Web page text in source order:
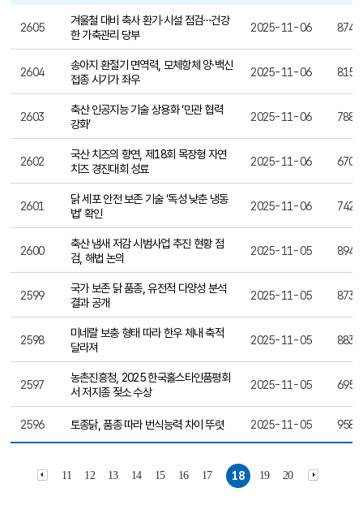
2605
겨울철 대비 축사 환기·시설 점검…건강
한 가축관리 당부
2025-11-06 874
2604
송아지 환절기 면역력, 모체항체 양·백신
접종 시기가 좌우
2025-11-06 815
2603
축산 인공지능 기술 상용화 ‘민관 협력
강화’
2025-11-06 788
2602
국산 치즈의 향연, 제18회 목장형 자연
치즈 경진대회 성료
2025-11-06 670
2601
닭 세포 안전 보존 기술 ‘독성 낮춘 냉동
법’ 확인
2025-11-06 742
2600
축산 냄새 저감 시범사업 추진 현황 점
검, 해법 논의
2025-11-05 894
2599
국가 보존 닭 품종, 유전적 다양성 분석
결과 공개
2025-11-05 873
2598
미네랄 보충 형태 따라 한우 체내 축적
달라져
2025-11-05 883
2597
농촌진흥청, 2025 한국홀스타인품평회
서 저지종 젖소 수상
2025-11-05 695
2596 토종닭, 품종 따라 번식능력 차이 뚜렷 2025-11-05 958
11 12 13 14 15 16 17 18 19 20